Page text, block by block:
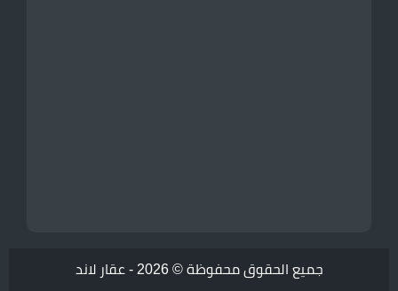
جميع الحقوق محفوظة © 2026 - عقار لاند